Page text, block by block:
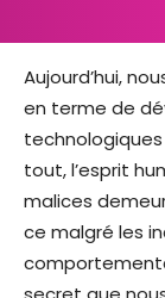
Aujourd’hui,
en terme de
tout, l’esprit
malices
ce malgré les